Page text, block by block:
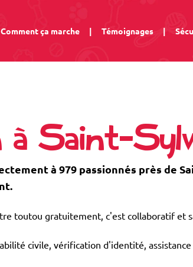
Comment ça marche | Témoignages |
à Saint-
à 979 passionnés près de
toutou gratuitement, c'est collaboratif et
civile, vérification d'identité,